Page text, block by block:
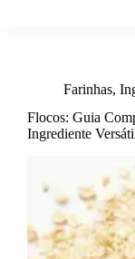
Farinhas,
Flocos: Guia
Ingrediente